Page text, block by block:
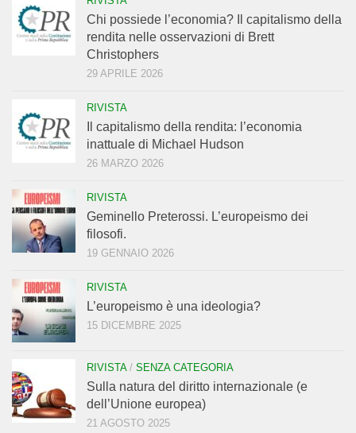
Chi possiede l’economia? Il capitalismo della
rendita nelle osservazioni di Brett
Christophers
29 APRILE 2026
RIVISTA
Il capitalismo della rendita: l’economia
inattuale di Michael Hudson
26 MARZO 2026
RIVISTA
Geminello Preterossi. L’europeismo dei
filosofi.
19 GENNAIO 2026
RIVISTA
L’europeismo è una ideologia?
15 DICEMBRE 2025
RIVISTA/ SENZA CATEGORIA
Sulla natura del diritto internazionale (e
dell’Unione europea)
21 AGOSTO 2025